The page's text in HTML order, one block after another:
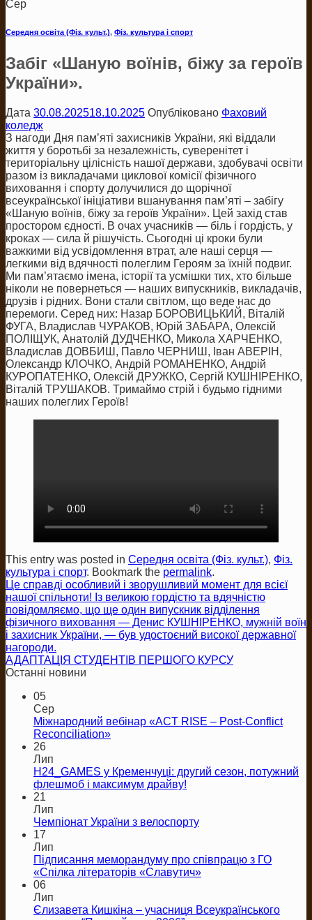
Сер
Середня освіта (Фіз. культ.), Фіз. культура і спорт
Забіг «Шаную воїнів, біжу за героїв
України».
Дата 30.08.202518.10.2025 Опубліковано Фаховий
коледж
З нагоди Дня пам’яті захисників України, які віддали
життя у боротьбі за незалежність, суверенітет і
територіальну цілісність нашої держави, здобувачі освіти
разом із викладачами циклової комісії фізичного
виховання і спорту долучилися до щорічної
всеукраїнської ініціативи вшанування пам’яті – забігу
«Шаную воїнів, біжу за героїв України». Цей захід став
простором єдності. В очах учасників — біль і гордість, у
кроках — сила й рішучість. Сьогодні ці кроки були
важкими від усвідомлення втрат, але наші серця —
легкими від вдячності полеглим Героям за їхній подвиг.
Ми пам’ятаємо імена, історії та усмішки тих, хто більше
ніколи не повернеться — наших випускників, викладачів,
друзів і рідних. Вони стали світлом, що веде нас до
перемоги. Серед них: Назар БОРОВИЦЬКИЙ, Віталій
ФУГА, Владислав ЧУРАКОВ, Юрій ЗАБАРА, Олексій
ПОЛІЩУК, Анатолій ДУДЧЕНКО, Микола ХАРЧЕНКО,
Владислав ДОВБИШ, Павло ЧЕРНИШ, Іван АВЕРІН,
Олександр КЛОЧКО, Андрій РОМАНЕНКО, Андрій
КУРОПАТЕНКО, Олексій ДРУЖКО, Сергій КУШНІРЕНКО,
Віталій ТРУШАКОВ. Тримаймо стрій і будьмо гідними
наших полеглих Героїв!
This entry was posted in Середня освіта (Фіз. культ.), Фіз.
культура і спорт. Bookmark the permalink.
Це справді особливий і зворушливий момент для всієї
нашої спільноти! Із великою гордістю та вдячністю
повідомляємо, що ще один випускник відділення
фізичного виховання — Денис КУШНІРЕНКО, мужній воїн
і захисник України, — був удостоєний високої державної
нагороди.
АДАПТАЦІЯ СТУДЕНТІВ ПЕРШОГО КУРСУ
Останні новини
05
Сер
Міжнародний вебінар «ACT RISE – Post-Conflict
Reconciliation»
26
Лип
H24_GAMES у Кременчуці: другий сезон, потужний
флешмоб і максимум драйву!
21
Лип
Чемпіонат України з велоспорту
17
Лип
Підписання меморандуму про співпрацю з ГО
«Спілка літераторів «Славутич»
06
Лип
Єлизавета Кишкіна – учасниця Всеукраїнського